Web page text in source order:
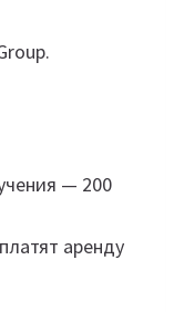
— 200
аренду